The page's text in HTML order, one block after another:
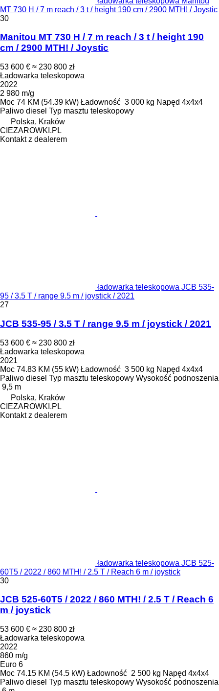
MT 730 H / 7 m reach / 3 t / height 190 cm / 2900 MTH! / Joystic
30
Manitou MT 730 H / 7 m reach / 3 t / height 190
cm / 2900 MTH! / Joystic
53 600 € ≈ 230 800 zł
Ładowarka teleskopowa
2022
2 980 m/g
Moc 74 KM (54.39 kW) Ładowność 3 000 kg Napęd 4x4x4
Paliwo diesel Typ masztu teleskopowy
Polska, Kraków
CIEZAROWKI.PL
Kontakt z dealerem
ładowarka teleskopowa JCB 535-
95 / 3.5 T / range 9.5 m / joystick / 2021
27
JCB 535-95 / 3.5 T / range 9.5 m / joystick / 2021
53 600 € ≈ 230 800 zł
Ładowarka teleskopowa
2021
Moc 74.83 KM (55 kW) Ładowność 3 500 kg Napęd 4x4x4
Paliwo diesel Typ masztu teleskopowy Wysokość podnoszenia
9,5 m
Polska, Kraków
CIEZAROWKI.PL
Kontakt z dealerem
ładowarka teleskopowa JCB 525-
60T5 / 2022 / 860 MTH! / 2.5 T / Reach 6 m / joystick
30
JCB 525-60T5 / 2022 / 860 MTH! / 2.5 T / Reach 6
m / joystick
53 600 € ≈ 230 800 zł
Ładowarka teleskopowa
2022
860 m/g
Euro 6
Moc 74.15 KM (54.5 kW) Ładowność 2 500 kg Napęd 4x4x4
Paliwo diesel Typ masztu teleskopowy Wysokość podnoszenia